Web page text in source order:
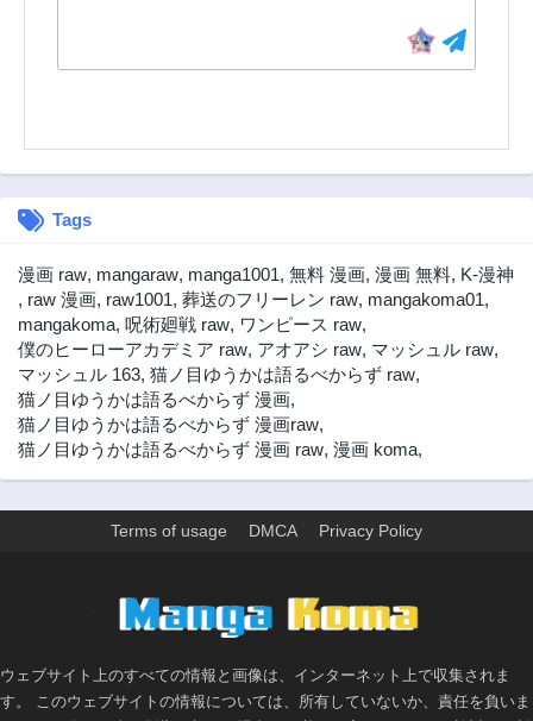
Tags
漫画 raw, mangaraw, manga1001, 無料 漫画, 漫画 無料, K-漫神
, raw 漫画, raw1001, 葬送のフリーレン raw, mangakoma01,
mangakoma, 呪術廻戦 raw, ワンピース raw,
僕のヒーローアカデミア raw, アオアシ raw, マッシュル raw,
マッシュル 163, 猫ノ目ゆうかは語るべからず raw,
猫ノ目ゆうかは語るべからず 漫画,
猫ノ目ゆうかは語るべからず 漫画raw,
猫ノ目ゆうかは語るべからず 漫画 raw, 漫画 koma,
Terms of usage DMCA Privacy Policy
ウェブサイト上のすべての情報と画像は、インターネット上で収集されま
す。 このウェブサイトの情報については、所有していないか、責任を負いま